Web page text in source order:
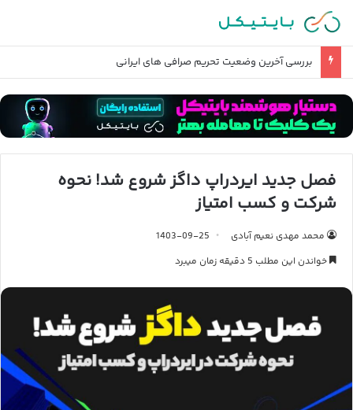
بررسی آخرین وضعیت تحریم صرافی های ایرانی
فصل جدید ایردراپ داگز شروع شد! نحوه
شرکت و کسب امتیاز
محمد مهدی نعیم آبادی
1403-09-25
خواندن این مطلب 5 دقیقه زمان میبرد